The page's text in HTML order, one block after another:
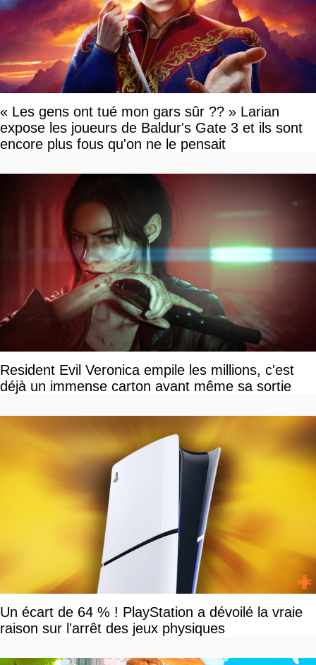
« Les gens ont tué mon gars sûr ?? » Larian
expose les joueurs de Baldur's Gate 3 et ils sont
encore plus fous qu'on ne le pensait
Resident Evil Veronica empile les millions, c'est
déjà un immense carton avant même sa sortie
Un écart de 64 % ! PlayStation a dévoilé la vraie
raison sur l'arrêt des jeux physiques